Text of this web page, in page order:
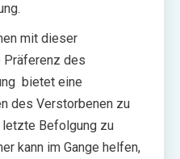
mit dieser
Präferenz des
bietet eine
des Verstorbenen zu
Befolgung zu
kann im Gange helfen,